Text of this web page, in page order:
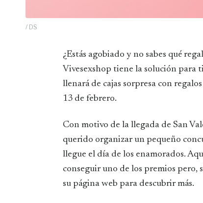
/ DS
¿Estás agobiado y no sabes qué regalar en San Valentín? Pues no te preocupes pues
Vivesexshop tiene la solución para
llenará de cajas sorpresa con
13 de febrero.
Con motivo de la llegada de San
querido organizar un pequeño
llegue el día de los enamorados.
conseguir uno de los premios pero,
su página web para descubrir más.